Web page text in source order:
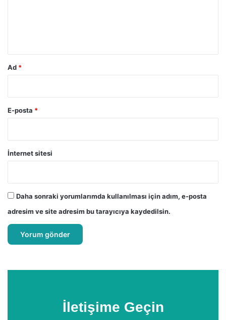
Ad *
E-posta *
İnternet sitesi
Daha sonraki yorumlarımda kullanılması için adım, e-posta
adresim ve site adresim bu tarayıcıya kaydedilsin.
İletişime Geçin